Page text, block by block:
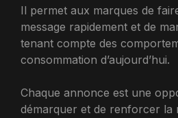
Il permet aux marques de
message rapidement et de
tenant compte des
consommation d’aujourd’hui.
Chaque annonce est une
démarquer et de renforcer la